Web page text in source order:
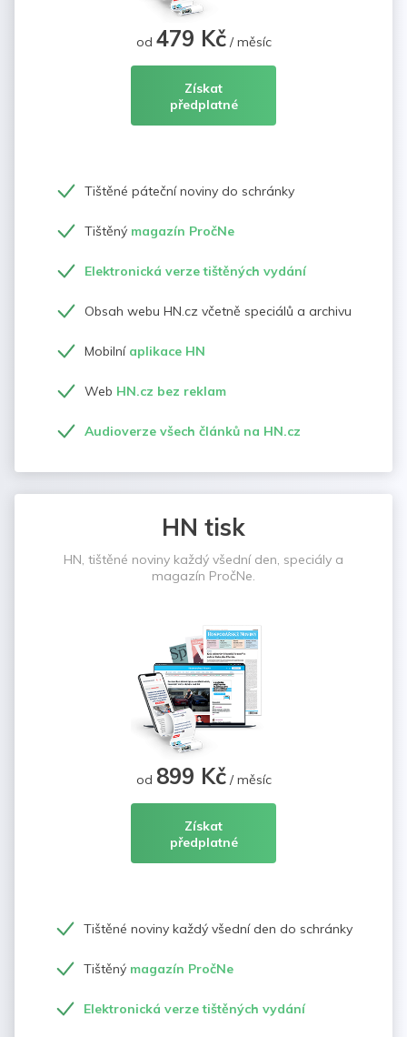
od 479 Kč/ měsíc
Získat
předplatné
Tištěné páteční noviny do schránky
Tištěný magazín PročNe
Elektronická verze tištěných vydání
Obsah webu HN.cz včetně speciálů a archivu
Mobilní aplikace HN
Web HN.cz bez reklam
Audioverze všech článků na HN.cz
HN tisk
HN, tištěné noviny každý všední den, speciály a
magazín PročNe.
od 899 Kč/ měsíc
Získat
předplatné
Tištěné noviny každý všední den do schránky
Tištěný magazín PročNe
Elektronická verze tištěných vydání